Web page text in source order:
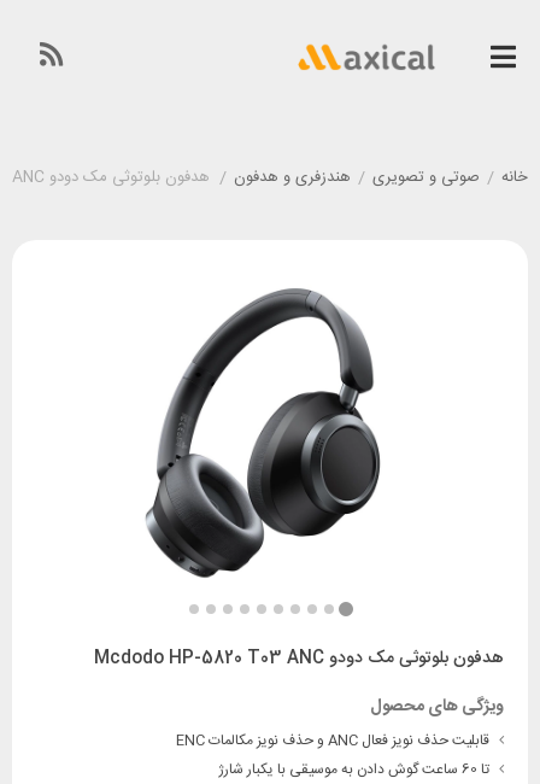
خانه / صوتی و تصویری / هندزفری و هدفون / هدفون بلوتوثی مک دودو Mcdodo HP-5820 T03 ANC
هدفون بلوتوثی مک دودو Mcdodo HP-5820 T03 ANC
ویژگی های محصول
قابلیت حذف نویز فعال ANC و حذف نویز مکالمات ENC
تا 60 ساعت گوش دادن به موسیقی با یکبار شارژ